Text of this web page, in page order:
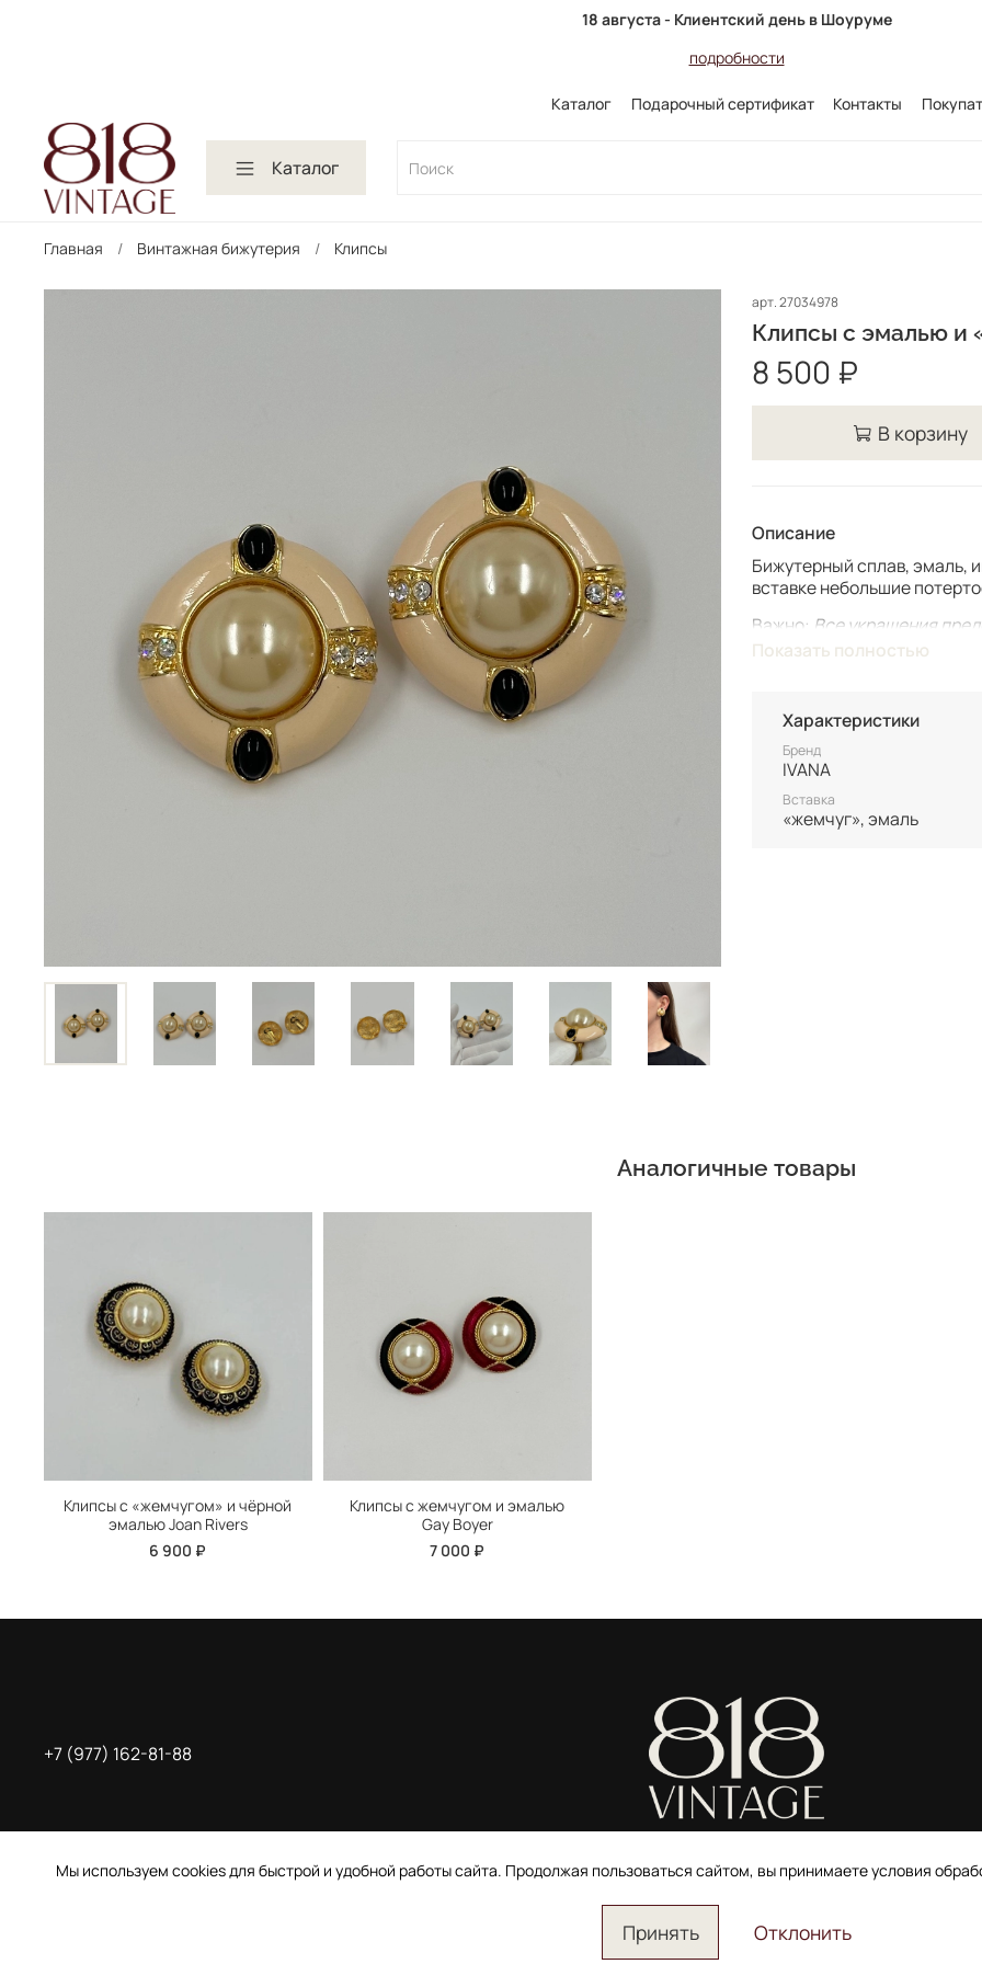
18 августа - Клиентский день в Шоуруме
подробности
Каталог Подарочный сертификат Контакты
Каталог
Главная Винтажная бижутерия Клипсы
арт.27034978
Клипсы с эмалью и
8 500 ₽
В корзину
Описание
Бижутерный сплав, эмаль,
вставке небольшие
Важно: Все украшения
возможности повтора.
Винтаж не подлежит
состоянию уточняйте перед
Показать полностью
Характеристики
Бренд
IVANA
Вставка
«жемчуг», эмаль
Аналогичные товары
Клипсы с «жемчугом» и чёрной
эмалью Joan Rivers
6 900 ₽
Клипсы с жемчугом и эмалью
Gay Boyer
7 000 ₽
+7 (977) 162-81-88
Пользовательское соглашение
Мы используем cookies для быстрой и удобной работы сайта. Продолжая пользоваться сайтом, вы принимаете условия
Принять Отклонить